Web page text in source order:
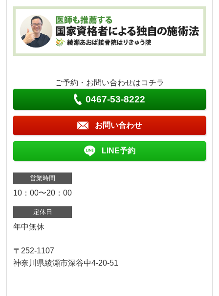
ご予約・お問い合わせはコチラ
0467-53-8222
お問い合わせ
LINE予約
営業時間
10：00〜20：00
定休日
年中無休
〒252-1107
神奈川県綾瀬市深谷中4-20-51